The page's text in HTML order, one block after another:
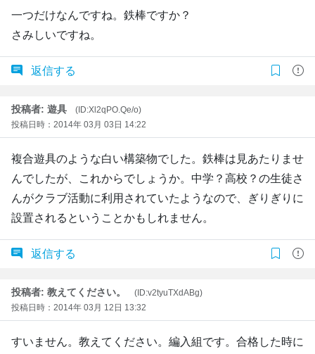
一つだけなんですね。鉄棒ですか？
さみしいですね。
返信する
投稿者: 遊具
(ID:Xl2qPO.Qe/o)
投稿日時：2014年 03月 03日 14:22
複合遊具のような白い構築物でした。鉄棒は見あたりませ
んでしたが、これからでしょうか。中学？高校？の生徒さ
んがクラブ活動に利用されていたようなので、ぎりぎりに
設置されるということかもしれません。
返信する
投稿者: 教えてください。
(ID:v2tyuTXdABg)
投稿日時：2014年 03月 12日 13:32
すいません。教えてください。編入組です。合格した時に